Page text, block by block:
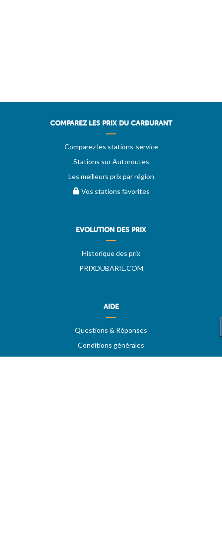
COMPAREZ LES PRIX DU CARBURANT
Comparez les stations-service
Stations sur Autoroutes
Les meilleurs prix par région
Vos stations favorites
EVOLUTION DES PRIX
Historique des prix
PRIXDUBARIL.COM
AIDE
Questions & Réponses
Conditions générales